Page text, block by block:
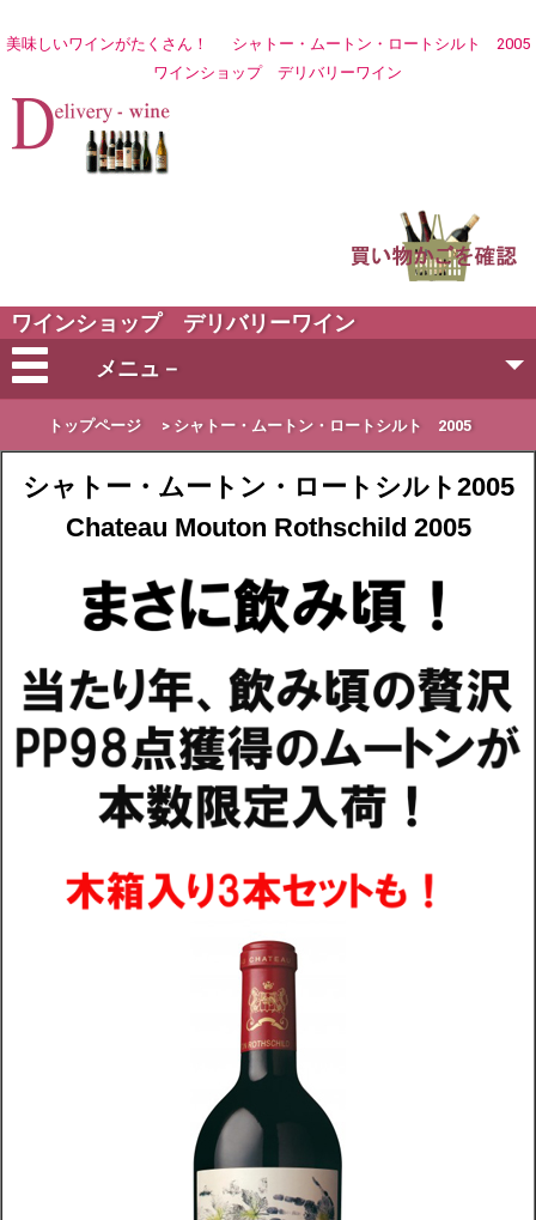
美味しいワインがたくさん！
シャトー・ムートン・ロートシルト 2005
ワインショップ デリバリーワイン
ワインショップ デリバリーワイン
メニュ－
会社概要
ご注文方法
配送・送料
お支払
メルマガ登録
ワイン検索
生まれ年のワイン【プラチナワイン】
【ワインセラーショップ】
お電話 （03-5913-8046）
トップページ > シャトー・ムートン・ロートシルト 2005
シャトー・ムートン・ロートシルト2005
Chateau Mouton Rothschild 2005